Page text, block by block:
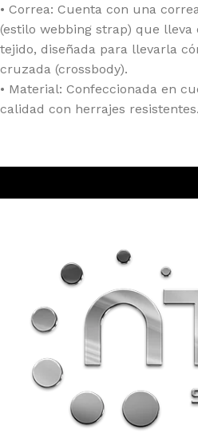
• Correa: Cuenta con una
(estilo webbing strap) que
tejido, diseñada para llevarla
cruzada (crossbody).
• Material: Confeccionada en
calidad con herrajes resistentes.